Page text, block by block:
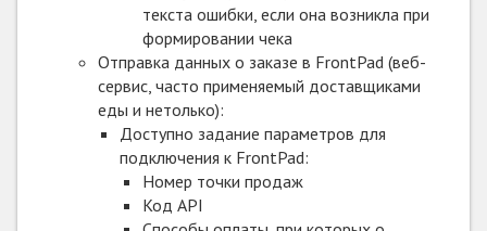
текста ошибки, если она возникла при
формировании чека
Отправка данных о заказе в FrontPad (веб-
сервис, часто применяемый доставщиками
еды и нетолько):
Доступно задание параметров для
подключения к FrontPad:
Номер точки продаж
Код API